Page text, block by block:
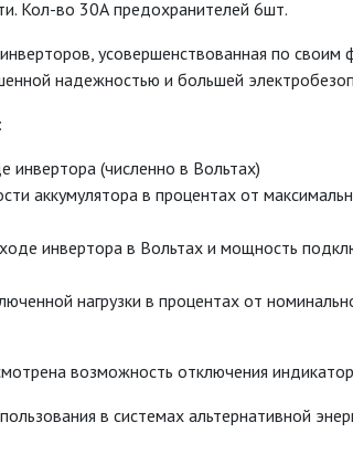
Кол-во 30А предохранителей 6шт.
усовершенствованная по своим
надежностью и большей
инвертора (численно в Вольтах)
аккумулятора в процентах от
инвертора в Вольтах и мощность
нагрузки в процентах от
возможность отключения
в системах альтернативной